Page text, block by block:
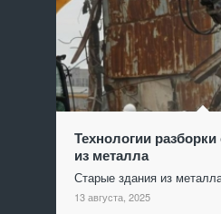
Технологии
из металла
Старые здания из
13 августа, 2025